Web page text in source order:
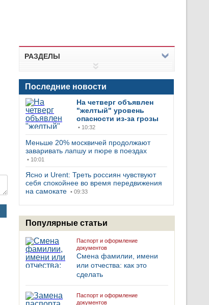
РАЗДЕЛЫ
Последние новости
На четверг объявлен
"желтый" уровень
опасности из-за грозы
• 10:32
Меньше 20% москвичей продолжают
заваривать лапшу и пюре в поездах
• 10:01
Ясно и Urent: Треть россиян чувствуют
себя спокойнее во время передвижения
на самокате • 09:33
Популярные статьи
Паспорт и оформление
документов
Смена фамилии, имени
или отчества: как это
сделать
Паспорт и оформление
документов